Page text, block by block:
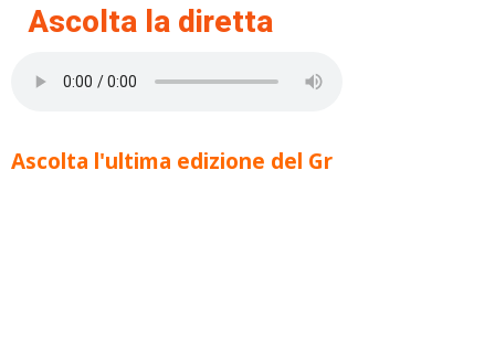
Ascolta la diretta
Ascolta l'ultima edizione del Gr